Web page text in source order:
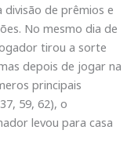
de prêmios e
No mesmo dia de
tirou a sorte
depois de jogar na
principais
59, 62), o
levou para casa